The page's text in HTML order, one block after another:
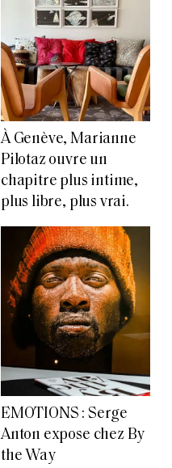
À Genève, Marianne
Pilotaz ouvre un
chapitre plus intime,
plus libre, plus vrai.
EMOTIONS : Serge
Anton expose chez By
the Way